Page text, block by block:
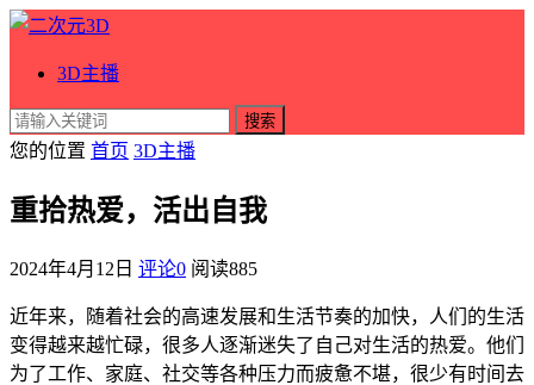
3D主播
搜索
您的位置 首页 3D主播
重拾热爱，活出自我
2024年4月12日 评论0 阅读885
近年来，随着社会的高速发展和生活节奏的加快，人们的生活
变得越来越忙碌，很多人逐渐迷失了自己对生活的热爱。他们
为了工作、家庭、社交等各种压力而疲惫不堪，很少有时间去